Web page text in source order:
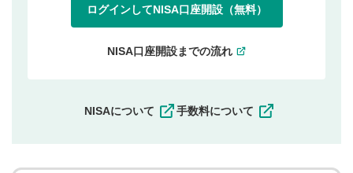
ログインしてNISA口座開設（無料）
NISA口座開設までの流れ
NISAについて 手数料について